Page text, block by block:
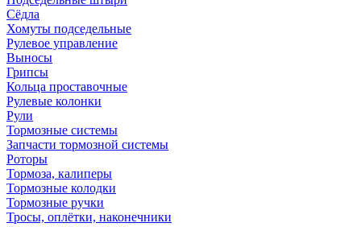
Сёдла
Хомуты подседельные
Рулевое управление
Выносы
Грипсы
Кольца проставочные
Рулевые колонки
Рули
Тормозные системы
Запчасти тормозной системы
Роторы
Тормоза, калиперы
Тормозные колодки
Тормозные ручки
Тросы, оплётки, наконечники